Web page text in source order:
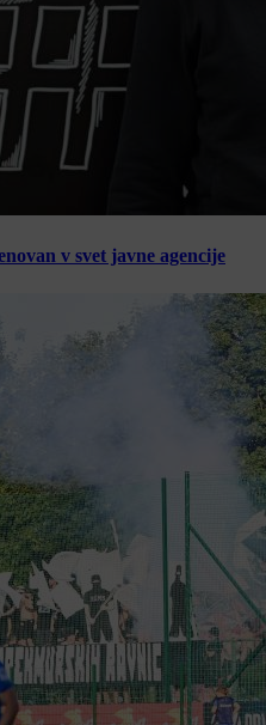
v svet javne agencije